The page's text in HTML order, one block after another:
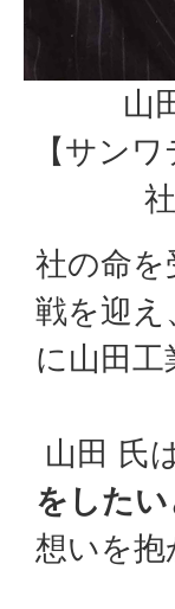
山
【サン
社の命
戦を迎え
に山田
山田 氏
をした
想いを